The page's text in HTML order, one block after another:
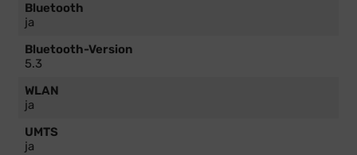
Bluetooth
ja
Bluetooth-Version
5.3
WLAN
ja
UMTS
ja